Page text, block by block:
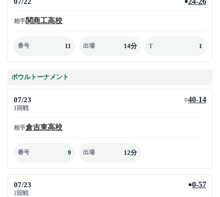
相手関商工高校
番号 11 出場 14分 T 1
ボウルトーナメント
07/23
1回戦
○40-14
相手倉吉東高校
番号 9 出場 12分
07/23
2回戦
●0-57